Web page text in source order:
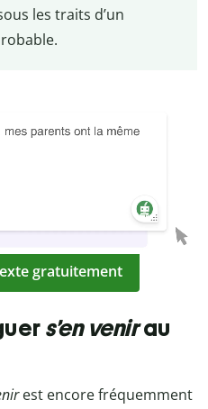
les traits d’un
gratuitement
s’en venirau
est encore fréquemment